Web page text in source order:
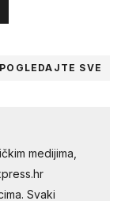
POGLEDAJTE SVE
medijima,
Svaki